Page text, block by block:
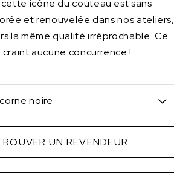
cette icône du couteau est sans
et renouvelée dans nos ateliers,
la même qualité irréprochable. Ce
aucune concurrence !
noire
UN REVENDEUR